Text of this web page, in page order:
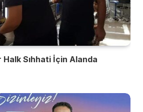
Halk Sıhhati İçin Alanda